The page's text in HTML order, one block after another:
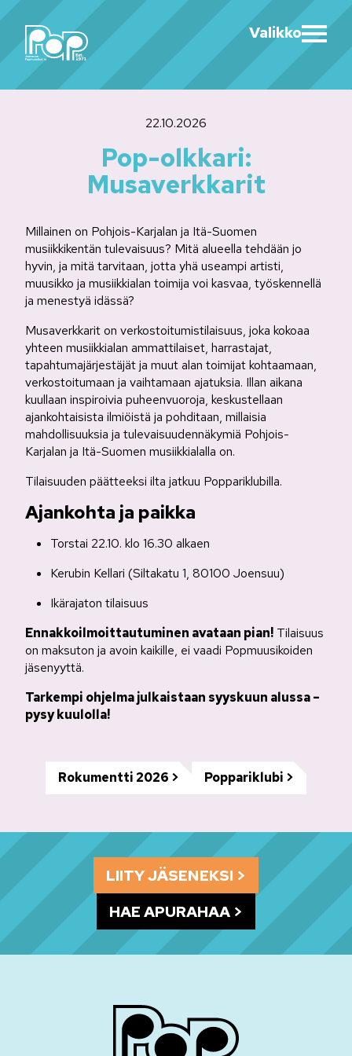
Valikko
22.10.2026
Pop-olkkari:
Musaverkkarit
Millainen on Pohjois-Karjalan ja Itä-Suomen
musiikkikentän tulevaisuus? Mitä alueella tehdään jo
hyvin, ja mitä tarvitaan, jotta yhä useampi artisti,
muusikko ja musiikkialan toimija voi kasvaa, työskennellä
ja menestyä idässä?
Musaverkkarit on verkostoitumistilaisuus, joka kokoaa
yhteen musiikkialan ammattilaiset, harrastajat,
tapahtumajärjestäjät ja muut alan toimijat kohtaamaan,
verkostoitumaan ja vaihtamaan ajatuksia. Illan aikana
kuullaan inspiroivia puheenvuoroja, keskustellaan
ajankohtaisista ilmiöistä ja pohditaan, millaisia
mahdollisuuksia ja tulevaisuudennäkymiä Pohjois-
Karjalan ja Itä-Suomen musiikkialalla on.
Tilaisuuden päätteeksi ilta jatkuu Poppariklubilla.
Ajankohta ja paikka
Torstai 22.10. klo 16.30 alkaen
Kerubin Kellari (Siltakatu 1, 80100 Joensuu)
Ikärajaton tilaisuus
Ennakkoilmoittautuminen avataan pian! Tilaisuus
on maksuton ja avoin kaikille, ei vaadi Popmuusikoiden
jäsenyyttä.
Tarkempi ohjelma julkaistaan syyskuun alussa –
pysy kuulolla!
Rokumentti 2026 Poppariklubi
LIITY JÄSENEKSI
HAE APURAHAA